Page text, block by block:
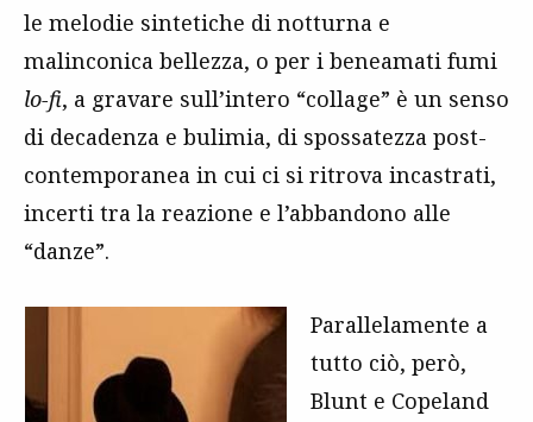
le melodie sintetiche di notturna e
malinconica bellezza, o per i beneamati fumi
lo-fi, a gravare sull’intero “collage” è un senso
di decadenza e bulimia, di spossatezza post-
contemporanea in cui ci si ritrova incastrati,
incerti tra la reazione e l’abbandono alle
“danze”.
Parallelamente a
tutto ciò, però,
Blunt e Copeland